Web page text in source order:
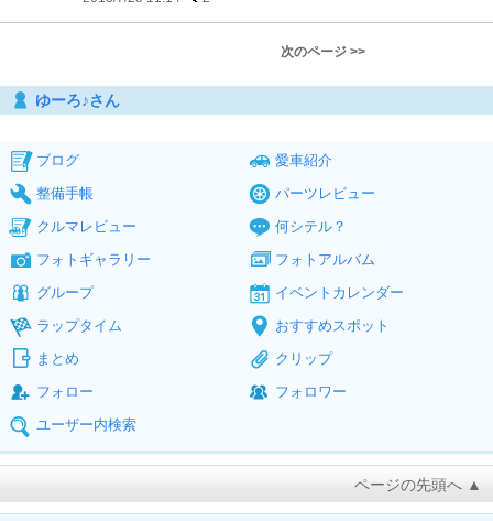
次のページ >>
ゆーろ♪さん
ブログ
愛車紹介
整備手帳
パーツレビュー
クルマレビュー
何シテル？
フォトギャラリー
フォトアルバム
グループ
イベントカレンダー
ラップタイム
おすすめスポット
まとめ
クリップ
フォロー
フォロワー
ユーザー内検索
ページの先頭へ ▲